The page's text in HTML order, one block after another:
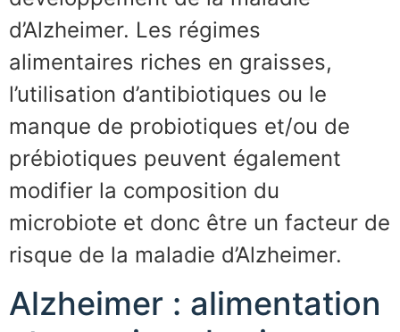
d’Alzheimer. Les régimes
alimentaires riches en graisses,
l’utilisation d’antibiotiques ou le
manque de probiotiques et/ou de
prébiotiques peuvent également
modifier la composition du
microbiote et donc être un facteur de
risque de la maladie d’Alzheimer.
Alzheimer : alimentation